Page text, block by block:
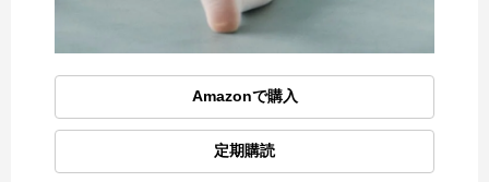
Amazonで購入
定期購読